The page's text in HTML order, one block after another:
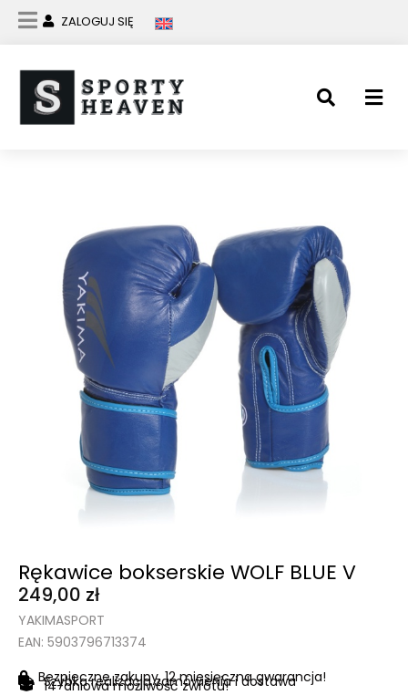
ZALOGUJ SIĘ
Rękawice bokserskie WOLF BLUE V
249,00 zł
YAKIMASPORT
EAN: 5903796713374
Bezpieczne zakupy, 12 miesięczna gwarancja!
Szybka realizacja zamówienia i dostawa
14-dniowa możliwość zwrotu!